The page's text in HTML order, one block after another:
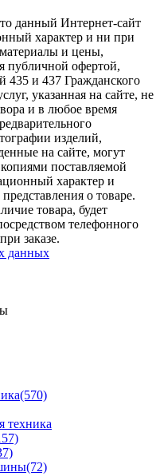
данный Интернет-сайт
характер и ни при
и цены,
публичной офертой,
435 и 437 Гражданского
указанная на сайте, не
и в любое время
изделий,
на сайте, могут
поставляемой
характер и
о товаре.
товара, будет
телефонного
заказе.
данных
(570)
техника
(72)